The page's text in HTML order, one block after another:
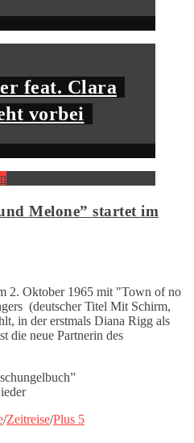
feat. Clara
vorbei
Melone” startet im
2. Oktober 1965 mit "Town of no
(deutscher Titel Mit Schirm,
in der erstmals Diana Rigg als
die neue Partnerin des
/Zeitreise/Plus 5